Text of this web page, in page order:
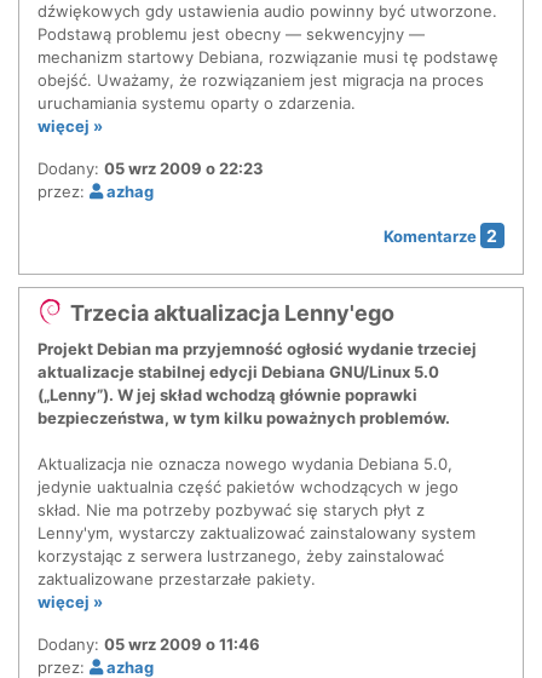
dźwiękowych gdy ustawienia audio powinny być utworzone.
Podstawą problemu jest obecny — sekwencyjny —
mechanizm startowy Debiana, rozwiązanie musi tę podstawę
obejść. Uważamy, że rozwiązaniem jest migracja na proces
uruchamiania systemu oparty o zdarzenia.
więcej »
Dodany: 05 wrz 2009 o 22:23
przez:
azhag
Komentarze 2
Trzecia aktualizacja Lenny'ego
Projekt Debian ma przyjemność ogłosić wydanie trzeciej
aktualizacje stabilnej edycji Debiana GNU/Linux 5.0
(„Lenny”). W jej skład wchodzą głównie poprawki
bezpieczeństwa, w tym kilku poważnych problemów.
Aktualizacja nie oznacza nowego wydania Debiana 5.0,
jedynie uaktualnia część pakietów wchodzących w jego
skład. Nie ma potrzeby pozbywać się starych płyt z
Lenny'ym, wystarczy zaktualizować zainstalowany system
korzystając z serwera lustrzanego, żeby zainstalować
zaktualizowane przestarzałe pakiety.
więcej »
Dodany: 05 wrz 2009 o 11:46
przez:
azhag